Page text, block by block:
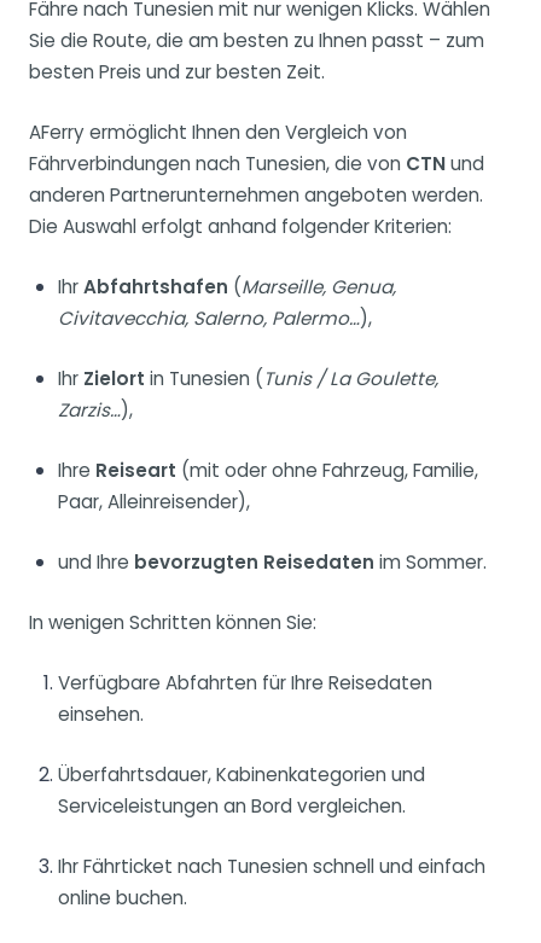
Fähre nach Tunesien mit nur wenigen Klicks. Wählen
Sie die Route, die am besten zu Ihnen passt – zum
besten Preis und zur besten Zeit.
AFerry ermöglicht Ihnen den Vergleich von
Fährverbindungen nach Tunesien, die von CTNund
anderen Partnerunternehmen angeboten werden.
Die Auswahl erfolgt anhand folgender Kriterien:
IhrAbfahrtshafen (Marseille, Genua,
Civitavecchia, Salerno, Palermo…),
Ihr Zielort in Tunesien (Tunis / La Goulette,
Zarzis…),
Ihre Reiseart (mit oder ohne Fahrzeug, Familie,
Paar, Alleinreisender),
und Ihre bevorzugten Reisedaten im Sommer.
In wenigen Schritten können Sie:
Verfügbare Abfahrten für Ihre Reisedaten
einsehen.
Überfahrtsdauer, Kabinenkategorien und
Serviceleistungen an Bord vergleichen.
Ihr Fährticket nach Tunesien schnell und einfach
online buchen.